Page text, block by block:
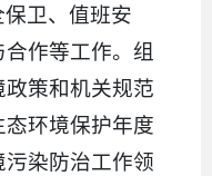
卫、值班安
作等工作。组
策和机关规范
环境保护年度
染防治工作领